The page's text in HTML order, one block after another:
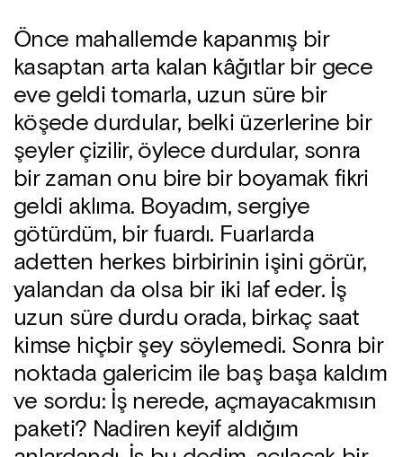
Önce mahallemde kapanmış bir
kasaptan arta kalan kâğıtlar bir gece
eve geldi tomarla, uzun süre bir
köşede durdular, belki üzerlerine bir
şeyler çizilir, öylece durdular, sonra
bir zaman onu bire bir boyamak fikri
geldi aklıma. Boyadım, sergiye
götürdüm, bir fuardı. Fuarlarda
adetten herkes birbirinin işini görür,
yalandan da olsa bir iki laf eder. İş
uzun süre durdu orada, birkaç saat
kimse hiçbir şey söylemedi. Sonra bir
noktada galericim ile baş başa kaldım
ve sordu: İş nerede, açmayacakmısın
paketi? Nadiren keyif aldığım